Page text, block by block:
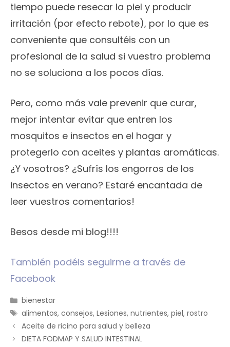
tiempo puede resecar la piel y producir
irritación (por efecto rebote), por lo que es
conveniente que consultéis con un
profesional de la salud si vuestro problema
no se soluciona a los pocos días.
Pero, como más vale prevenir que curar,
mejor intentar evitar que entren los
mosquitos e insectos en el hogar y
protegerlo con aceites y plantas aromáticas.
¿Y vosotros? ¿Sufrís los engorros de los
insectos en verano? Estaré encantada de
leer vuestros comentarios!
Besos desde mi blog!!!!
También podéis seguirme a través de
Facebook
Categorías
bienestar
Etiquetas
alimentos,consejos,Lesiones,nutrientes,piel,rostro
Aceite de ricino para salud y belleza
DIETA FODMAP Y SALUD INTESTINAL